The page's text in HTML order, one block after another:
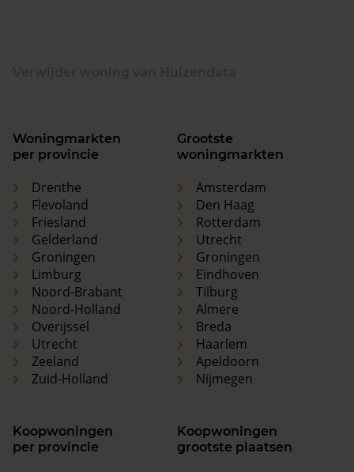
Woningmarkten
per provincie
Drenthe
Flevoland
Friesland
Gelderland
Groningen
Limburg
Noord-Brabant
Noord-Holland
Overijssel
Utrecht
Zeeland
Zuid-Holland
Grootste
woningmarkten
Amsterdam
Den Haag
Rotterdam
Utrecht
Groningen
Eindhoven
Tilburg
Almere
Breda
Haarlem
Apeldoorn
Nijmegen
Koopwoningen
per provincie
Koopwoningen
grootste plaatsen